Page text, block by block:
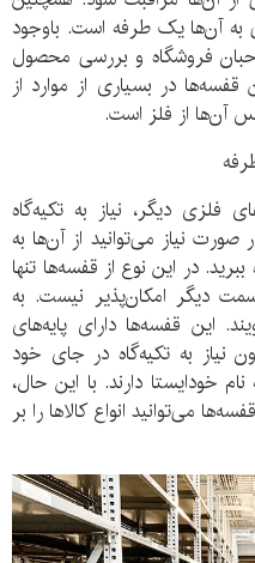
آن‌ها یک طرفه است. باوجود
فروشگاه و بررسی محصول
در بسیاری از موارد از
آن‌ها از فلز است.
فلزی دیگر، نیاز به تکیه‌گاه
صورت نیاز می‌توانید از آن‌ها به
ببرید. در این نوع از قفسه‌ها تنها
دیگر امکان‌پذیر نیست. به
این قفسه‌ها دارای پایه‌های
به تکیه‌گاه در جای خود
خودایستا دارند. با این حال،
می‌توانید انواع کالاها را بر